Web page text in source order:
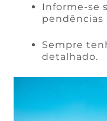
Informe-se
pendências
Sempre
detalhado.